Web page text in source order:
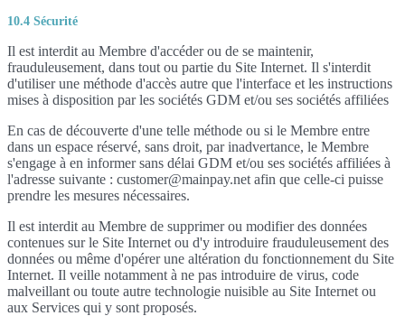
10.4 Sécurité
Il est interdit au Membre d'accéder ou de se maintenir,
frauduleusement, dans tout ou partie du Site Internet. Il s'interdit
d'utiliser une méthode d'accès autre que l'interface et les instructions
mises à disposition par les sociétés GDM et/ou ses sociétés affiliées
En cas de découverte d'une telle méthode ou si le Membre entre
dans un espace réservé, sans droit, par inadvertance, le Membre
s'engage à en informer sans délai GDM et/ou ses sociétés affiliées à
l'adresse suivante : customer@mainpay.net afin que celle-ci puisse
prendre les mesures nécessaires.
Il est interdit au Membre de supprimer ou modifier des données
contenues sur le Site Internet ou d'y introduire frauduleusement des
données ou même d'opérer une altération du fonctionnement du Site
Internet. Il veille notamment à ne pas introduire de virus, code
malveillant ou toute autre technologie nuisible au Site Internet ou
aux Services qui y sont proposés.